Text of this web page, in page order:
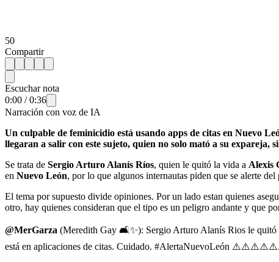
50
Compartir
Escuchar nota
0:00 /0:36
Narración con voz de IA
Un culpable de feminicidio está usando apps de citas en Nuevo
llegaran a salir con este sujeto, quien no solo mató a su expareja,
Se trata de Sergio Arturo Alanís Ríos, quien le quitó la vida a Alexis
en Nuevo León, por lo que algunos internautas piden que se alerte
El tema por supuesto divide opiniones. Por un lado estan quienes
otro, hay quienes consideran que el tipo es un peligro andante y que
@MerGarza (Meredith Gay 🛋️✨): Sergio Arturo Alanís Rios le quitó
está en aplicaciones de citas. Cuidado. #AlertaNuevoLeón